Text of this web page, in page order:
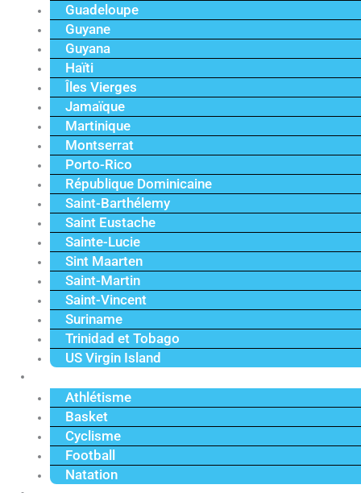
Guadeloupe
Guyane
Guyana
Haïti
Îles Vierges
Jamaïque
Martinique
Montserrat
Porto-Rico
République Dominicaine
Saint-Barthélemy
Saint Eustache
Sainte-Lucie
Sint Maarten
Saint-Martin
Saint-Vincent
Suriname
Trinidad et Tobago
US Virgin Island
Athlétisme
Basket
Cyclisme
Football
Natation